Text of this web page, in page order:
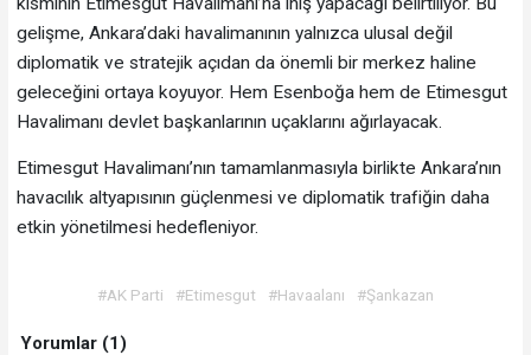
gelişme, Ankara’daki havalimanının yalnızca ulusal değil
diplomatik ve stratejik açıdan da önemli bir merkez haline
geleceğini ortaya koyuyor. Hem Esenboğa hem de Etimesgut
Havalimanı devlet başkanlarının uçaklarını ağırlayacak.
Etimesgut Havalimanı’nın tamamlanmasıyla birlikte Ankara’nın
havacılık altyapısının güçlenmesi ve diplomatik trafiğin daha
etkin yönetilmesi hedefleniyor.
#AK Parti #Etimesgut #Havaalanı #Şankazan
Yorumlar (1)